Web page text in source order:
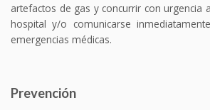
artefactos de gas y concurrir con urgencia
hospital y/o comunicarse
emergencias médicas.
Prevención